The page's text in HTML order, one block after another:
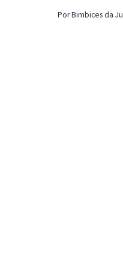
PorBimbices da Ju